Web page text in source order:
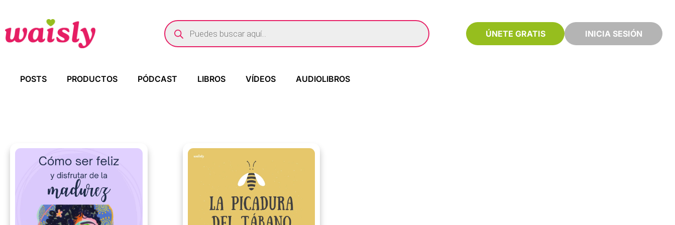
ÚNETE GRATIS INICIA SESIÓN
POSTS PRODUCTOS PÓDCAST LIBROS VÍDEOS AUDIOLIBROS